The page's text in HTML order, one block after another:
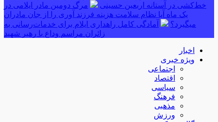
خط‌کشی در آستانه اربعین حسینی
مرگ دومین مادر ایلامی در
یک ماه آیا نظام سلامت هزینه فرزند آوری را از جان مادران
میگیرد؟
آمادگی کامل راهداری ایلام برای خدمات‌رسانی به
زائران مراسم وداع با رهبر شهید
اخبار
ویژه خبری
اجتماعی
اقتصاد
سیاسی
فرهنگ
مذهبی
ورزش